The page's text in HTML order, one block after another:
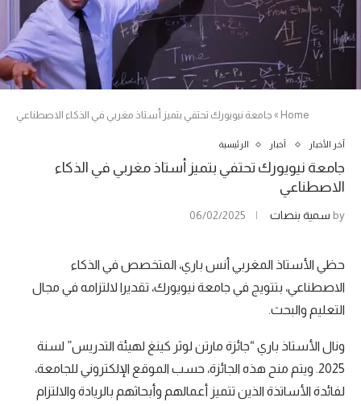
Home
» جامعة نيويورك تحتفي بتميز أستاذ مغربي في الذكاء الاصطناعي
آخر الأخبار أخبار الرئيسية
جامعة نيويورك تحتفي بتميز أستاذ مغربي في الذكاء
الاصطناعي
by سمية بنصات 06/02/2025
حظي الأستاذ المغربي أنس باري، المتخصص في الذكاء
الاصطناعي، بتتويج في جامعة نيويورك، تقديرا لالتزامه في مجال
التعليم والبحث.
ونال الأستاذ باري “جائزة مارتن لوثر كينغ لهيئة التدريس” لسنة
2025. ويتم منح هذه الجائزة، حسب الموقع الإلكتروني للجامعة،
لفائدة الأساتذة الذين تتميز أعمالهم وأبحاثهم بالريادة والالتزام